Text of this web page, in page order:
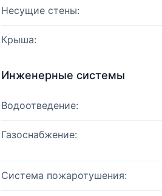
Несущие стены:
Крыша:
Инженерные системы
Водоотведение:
Газоснабжение:
Система пожаротушения: